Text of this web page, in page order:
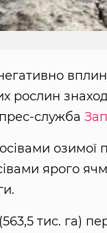
рослин
служба
ярого
тис. га)